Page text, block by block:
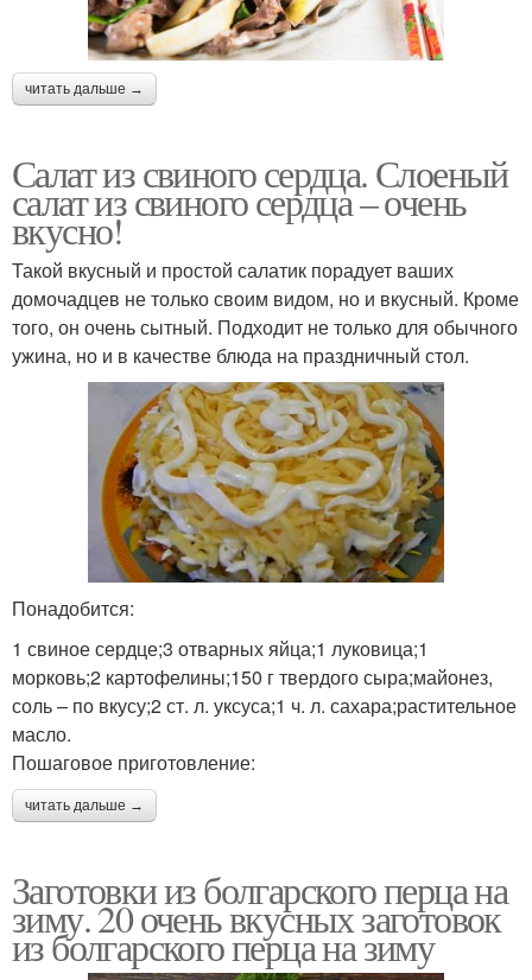
читать дальше →
Салат из свиного сердца. Слоеный
салат из свиного сердца – очень
вкусно!
Такой вкусный и простой салатик порадует ваших
домочадцев не только своим видом, но и вкусный. Кроме
того, он очень сытный. Подходит не только для обычного
ужина, но и в качестве блюда на праздничный стол.
Понадобится:
1 свиное сердце;3 отварных яйца;1 луковица;1
морковь;2 картофелины;150 г твердого сыра;майонез,
соль – по вкусу;2 ст. л. уксуса;1 ч. л. сахара;растительное
масло.
Пошаговое приготовление:
читать дальше →
Заготовки из болгарского перца на
зиму. 20 очень вкусных заготовок
из болгарского перца на зиму